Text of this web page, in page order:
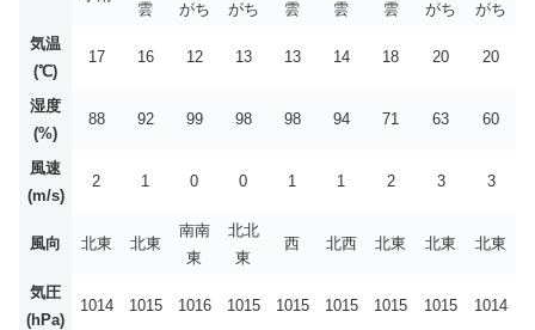
雲
がち
がち
雲
雲
雲
がち
がち
気温
(℃)
17 16 12 13 13 14 18 20 20
湿度
(%)
88 92 99 98 98 94 71 63 60
風速
(m/s)
2 1 0 0 1 1 2 3 3
風向 北東 北東
南南
東
北北
東
西 北西 北東 北東 北東
気圧
(hPa)
1014 1015 1016 1015 1015 1015 1015 1015 1014